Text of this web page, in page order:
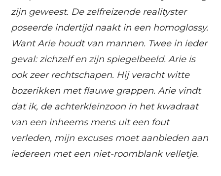
zijn geweest. De zelfreizende realityster
poseerde indertijd naakt in een homoglossy.
Want Arie houdt van mannen. Twee in ieder
geval: zichzelf en zijn spiegelbeeld. Arie is
ook zeer rechtschapen. Hij veracht witte
bozerikken met flauwe grappen. Arie vindt
dat ik, de achterkleinzoon in het kwadraat
van een inheems mens uit een fout
verleden, mijn excuses moet aanbieden aan
iedereen met een niet-roomblank velletje.